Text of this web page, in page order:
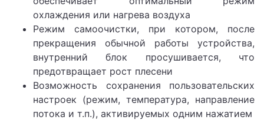
охлаждения или нагрева воздуха
Режим самоочистки, при котором, после
прекращения обычной работы устройства,
внутренний блок просушивается, что
предотвращает рост плесени
Возможность сохранения пользовательских
настроек (режим, температура, направление
потока и т.п.), активируемых одним нажатием